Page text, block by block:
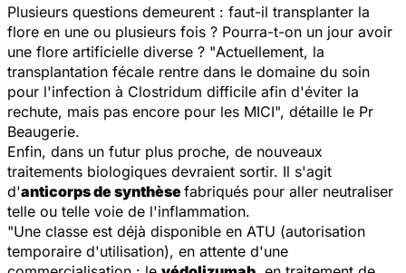
Plusieurs questions demeurent : faut-il transplanter la
flore en une ou plusieurs fois ? Pourra-t-on un jour avoir
une flore artificielle diverse ? "Actuellement, la
transplantation fécale rentre dans le domaine du soin
pour l'infection à Clostridum difficile afin d'éviter la
rechute, mais pas encore pour les MICI", détaille le Pr
Beaugerie.
Enfin, dans un futur plus proche, de nouveaux
traitements biologiques devraient sortir. Il s'agit
d'anticorps de synthèsefabriqués pour aller neutraliser
telle ou telle voie de l'inflammation.
"Une classe est déjà disponible en ATU (autorisation
temporaire d'utilisation), en attente d'une